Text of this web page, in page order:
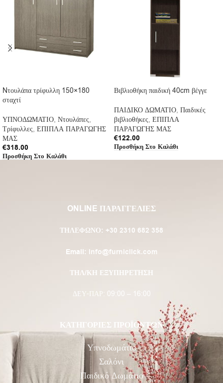
Nτουλάπα τρίφυλλη 150×180
σταχτί
ΥΠΝΟΔΩΜΑΤΙΟ, Ντουλάπες,
Τρίφυλλες, ΕΠΙΠΛΑ ΠΑΡΑΓΩΓΗΣ
ΜΑΣ
€318.00
Προσθήκη Στο Καλάθι
Βιβλιοθήκη παιδική 40cm βέγγε
ΠΑΙΔΙΚΟ ΔΩΜΑΤΙΟ, Παιδικές
βιβλιοθήκες, ΕΠΙΠΛΑ
ΠΑΡΑΓΩΓΗΣ ΜΑΣ
€122.00
Προσθήκη Στο Καλάθι
ONLINE ΠΑΡΑΓΓΕΛΙΕΣ
ΤΗΛΈΦΩΝΟ: +30 2310 682 358
Email: info@furniclick.com
ΤΗΛ/ΚΗ ΕΞΥΠΗΡΕΤΗΣΗ
ΔΕΥ-ΠΑΡ: 09:00 – 16:00
ΚΑΤΗΓΟΡΙΕΣ ΠΡΟΪΟΝΤΩΝ
Υπνοδωμάτιο
Σαλόνι
Παιδικό Δωμάτιο